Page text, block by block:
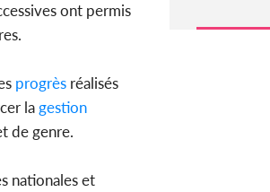
ont permis
progrès réalisés
lagestion
de genre.
nationales et